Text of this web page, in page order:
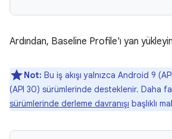
Ardından, Baseline Profile'ı yan
Not: Bu iş akışı yalnızca Android 9
(API 30) sürümlerinde desteklenir. Daha
sürümlerinde derleme davranışı başlıklı